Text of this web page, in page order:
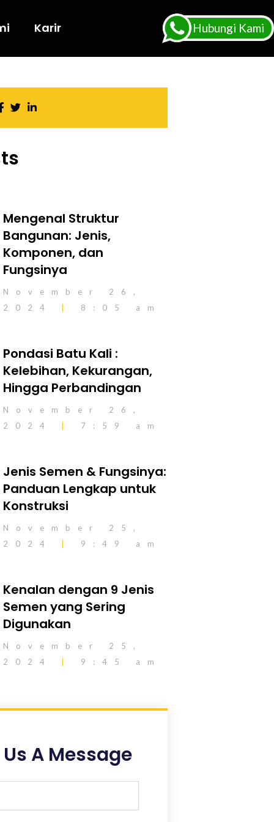
Karir Hubungi Kami
Mengenal Struktur
Bangunan: Jenis,
Komponen, dan
Fungsinya
November 26,
2024
8:05 am
Pondasi Batu Kali :
Kelebihan, Kekurangan,
Hingga Perbandingan
November 26,
2024
7:59 am
Jenis Semen & Fungsinya:
Panduan Lengkap untuk
Konstruksi
November 25,
2024
9:49 am
Kenalan dengan 9 Jenis
Semen yang Sering
Digunakan
November 25,
2024
9:45 am
A Message